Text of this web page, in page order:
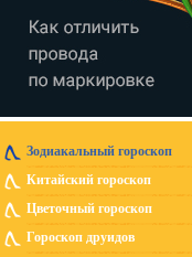
Зодиакальный гороскоп
Китайский гороскоп
Цветочный гороскоп
Гороскоп друидов